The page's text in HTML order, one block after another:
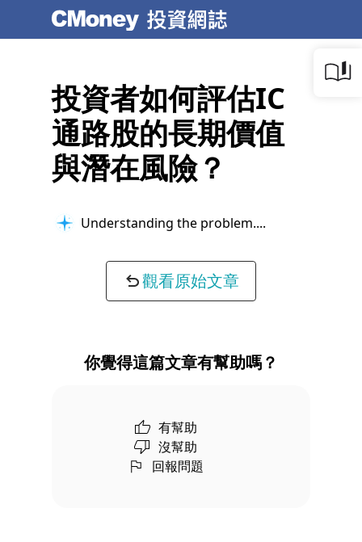
投資者如何評估IC
通路股的長期價值
與潛在風險？
Understanding the problem...
觀看原始文章
你覺得這篇文章有幫助嗎？
有幫助
沒幫助
回報問題